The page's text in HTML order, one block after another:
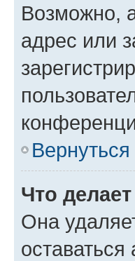
Возможно,
адрес или
Что
Она